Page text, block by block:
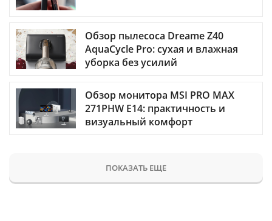
Обзор пылесоса Dreame Z40
AquaCycle Pro: сухая и влажная
уборка без усилий
Обзор монитора MSI PRO MAX
271PHW E14: практичность и
визуальный комфорт
ПОКАЗАТЬ ЕЩЕ